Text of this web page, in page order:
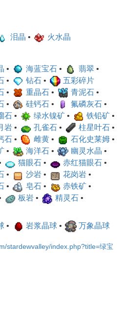
泪晶 • 火水晶
• 海蓝宝石 • 翡翠 •
• 钻石 • 五彩碎片
• 重晶石 • 青泥石 •
• 硅钙石 • 氟磷灰石 •
石 • 绿水镍矿 • 铁铅矿 •
岩 • 孔雀石 • 柱星叶石 •
石 • 雌黄 • 石化史莱姆 •
• 海洋石 • 幽灵水晶 •
猫眼石 • 赤红猫眼石 •
• 沙岩 • 花岗岩 •
• 皂石 • 赤铁矿 •
板岩 • 精灵石 •
• 岩浆晶球 • 万象晶球
stardewvalley/index.php?title=绿宝